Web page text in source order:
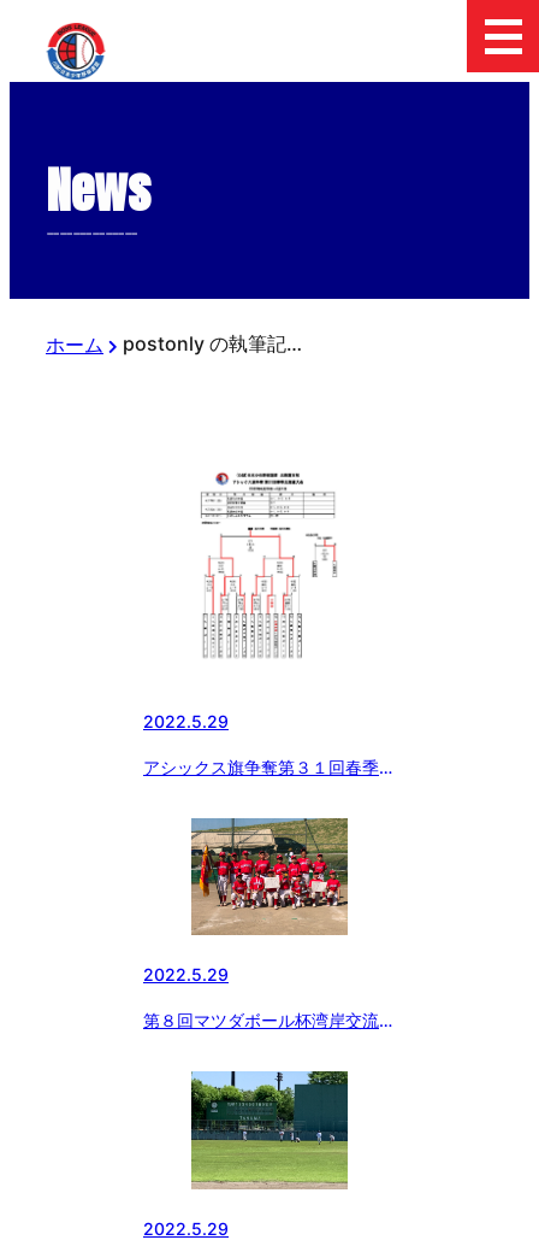
News
--------------
ホーム postonly の執筆記事
2022.5.29
アシックス旗争奪第３１回春季北
2022.5.29
第８回マツダボール杯湾岸交流大
2022.5.29